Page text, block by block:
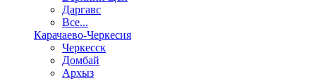
Даргавс
Все...
Карачаево-Черкесия
Черкесск
Домбай
Архыз